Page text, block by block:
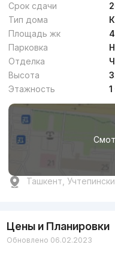
Срок сдачи
Тип дома
Площадь жк
Парковка
Отделка
Высота
Этажность
Ташкент,
Цены и Планировки
Обновлено 06.02.2023